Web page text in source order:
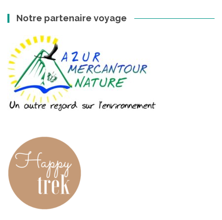
Notre partenaire voyage